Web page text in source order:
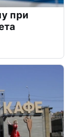
при